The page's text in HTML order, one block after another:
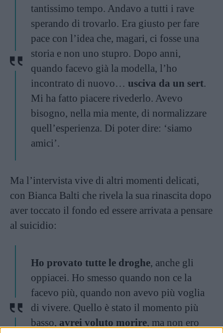
tantissimo tempo. Andavo a tutti i rave
sperando di trovarlo. Era giusto per fare
pace con l’idea che, magari, ci fosse una
storia e non uno stupro. Dopo anni,
quando facevo già la modella, l’ho
incontrato di nuovo… usciva da un sert.
Mi ha fatto piacere rivederlo. Avevo
bisogno, nella mia mente, di normalizzare
quell’esperienza. Di poter dire: ‘siamo
amici’.
Ma l’intervista vive di altri momenti delicati,
con Bianca Balti che rivela la sua rinascita dopo
aver toccato il fondo ed essere arrivata a pensare
al suicidio:
Ho provato tutte le droghe, anche gli
oppiacei. Ho smesso quando non ce la
facevo più, quando non avevo più voglia
di vivere. Quello è stato il momento più
basso, avrei voluto morire, ma non ero